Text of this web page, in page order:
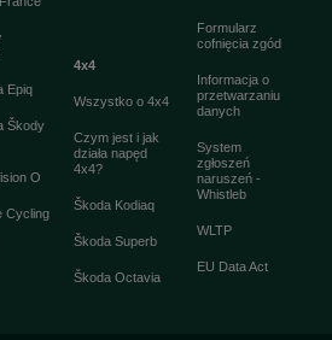
Epiq
Škody
O
Cycling
4x4
Wszystko o 4x4
Czym jest i jak
działa napęd
4x4?
Škoda Kodiaq
Škoda Superb
Škoda Octavia
Formularz
cofnięcia zgód
Informacja o
przetwarzaniu
danych
System
zgłoszeń
naruszeń -
Whistleb
WLTP
EU Data Act